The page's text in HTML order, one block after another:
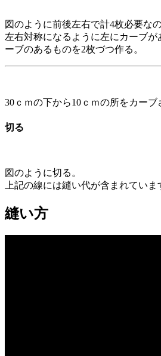
図のように前後左右で計4枚必要な
左右対称になるように左にカーブが
ーブのあるものを2枚づつ作る。
30ｃｍの下から10ｃｍの所をカーブ
切る
図のように切る。
上記の線には縫い代が含まれていま
縫い方